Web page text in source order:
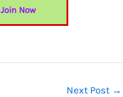
Join Now
Next Post →